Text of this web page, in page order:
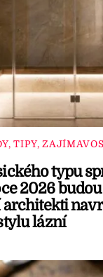
TIPY,
typu
2026 budou
lázní